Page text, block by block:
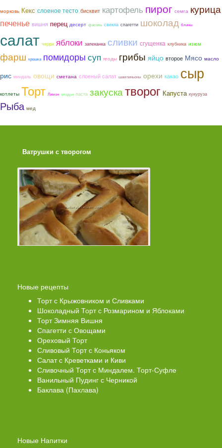
морковь Кекс слоеное тесто бисквит картофель пирог семга курица
печенье вишня перец десерт фасоль свекла спагетти шоколад блины
салат черри яблоки запеканка сливки сгущенка клубника изюм
фарш крошка помидоры суп ягоды грибы яйцо второе Мясо масло
рис миндаль овощи сметана слоеный салат шампиньоны орехи какао сыр
котлеты Торт Лимон оладьи паста закускатворог Капуста кукуруза
Рыба мед
Ватрушки с творогом
Новые рецепты
Торт с Крыжовником и Сливками
Шоколадный Торт с Розмарином и Яблоками
Торт Зимняя Вишня
Спагетти с Овощами
Ореховый Торт
Сливовый Торт с Коньяком
Салат с Креветками и Киви
Сливочный Торт с Миндалем. Торт-Суфле
Ванильный Пудинг с Черникой
Баклава (Пахлава)
Новые Напитки